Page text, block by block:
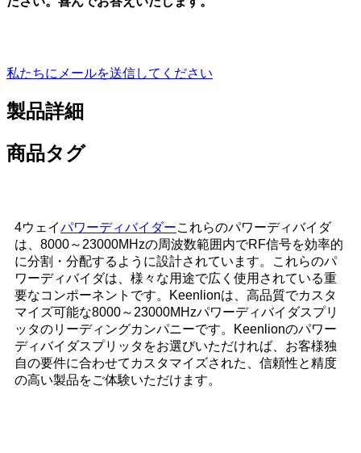
私たちにメールを送信してください
製品詳細
商品タグ
4ウェイパワーディバイダーこれらのパワーディバイダ
は、8000～23000MHzの周波数範囲内でRF信号を効率的
に分割・分配するように設計されています。これらのパ
ワーディバイダは、様々な用途で広く使用されている重
要なコンポーネントです。Keenlionは、高品質でカスタ
マイズ可能な8000～23000MHzパワーディバイダスプリ
ッタのリーディングカンパニーです。Keenlionのパワー
ディバイダスプリッタをお選びいただければ、お客様独
自の要件に合わせてカスタマイズされた、信頼性と精度
の高い製品をご体験いただけます。